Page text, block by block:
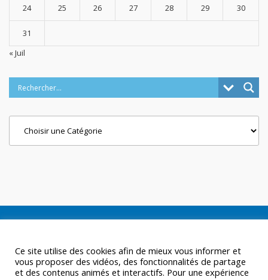
24 25 26 27 28 29 30
31
« Juil
Ce site utilise des cookies afin de mieux vous informer et
vous proposer des vidéos, des fonctionnalités de partage
et des contenus animés et interactifs. Pour une expérience